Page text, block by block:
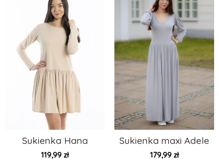
Sukienka Hana
119,99 zł
Sukienka maxi Adele
179,99 zł